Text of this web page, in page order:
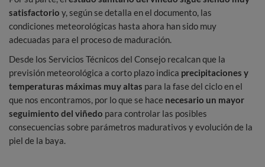
satisfactorio y, según se detalla en el documento, las
condiciones meteorológicas hasta ahora han sido muy
adecuadas para el proceso de maduración.
Desde los Servicios Técnicos del Consejo recalcan que la
previsión meteorológica a corto plazo indica precipitaciones y
temperaturas máximas muy altas para la fase del ciclo en el
que nos encontramos, por lo que se hace necesario un mayor
seguimiento del viñedo para controlar las posibles
consecuencias sobre parámetros madurativos y evolución de la
piel de la baya.